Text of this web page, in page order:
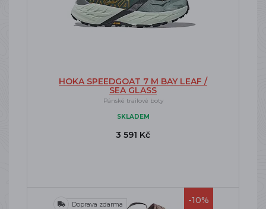
HOKA SPEEDGOAT 7 M BAY LEAF /
SEA GLASS
Pánské trailové boty
SKLADEM
3 591 Kč
-10%
Doprava zdarma